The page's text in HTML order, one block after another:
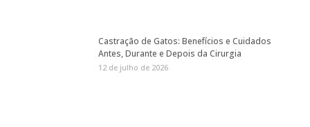
Castração de Gatos: Benefícios e Cuidados
Antes, Durante e Depois da Cirurgia
12 de julho de 2026